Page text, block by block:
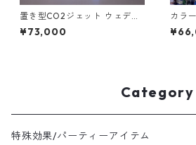
置き型CO2ジェット ウェディ
ングver. 2台セット【レンタル
/ 往復送料・保証金￥11,000
¥73,000
カラ
ット
保証
Category
特殊効果/パーティーアイテム